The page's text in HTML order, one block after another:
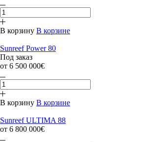
В корзину В корзине
Sunreef Power 80
Под заказ
от 6 500 000€
В корзину В корзине
Sunreef ULTIMA 88
от 6 800 000€